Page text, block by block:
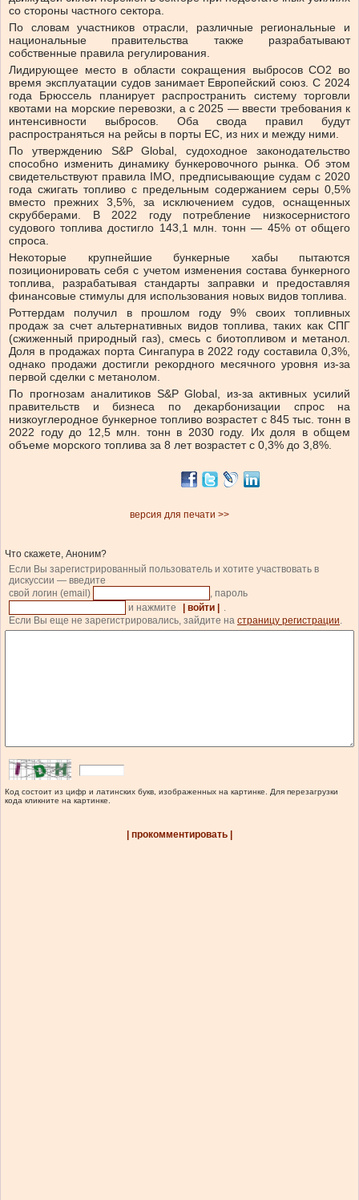
со стороны частного сектора.
По словам участников отрасли, различные региональные и
национальные правительства также разрабатывают
собственные правила регулирования.
Лидирующее место в области сокращения выбросов CO2 во
время эксплуатации судов занимает Европейский союз. С 2024
года Брюссель планирует распространить систему торговли
квотами на морские перевозки, а с 2025 — ввести требования к
интенсивности выбросов. Оба свода правил будут
распространяться на рейсы в порты ЕС, из них и между ними.
По утверждению S&P Global, судоходное законодательство
способно изменить динамику бункеровочного рынка. Об этом
свидетельствуют правила IMO, предписывающие судам с 2020
года сжигать топливо с предельным содержанием серы 0,5%
вместо прежних 3,5%, за исключением судов, оснащенных
скрубберами. В 2022 году потребление низкосернистого
судового топлива достигло 143,1 млн. тонн — 45% от общего
спроса.
Некоторые крупнейшие бункерные хабы пытаются
позиционировать себя с учетом изменения состава бункерного
топлива, разрабатывая стандарты заправки и предоставляя
финансовые стимулы для использования новых видов топлива.
Роттердам получил в прошлом году 9% своих топливных
продаж за счет альтернативных видов топлива, таких как СПГ
(сжиженный природный газ), смесь с биотопливом и метанол.
Доля в продажах порта Сингапура в 2022 году составила 0,3%,
однако продажи достигли рекордного месячного уровня из-за
первой сделки с метанолом.
По прогнозам аналитиков S&P Global, из-за активных усилий
правительств и бизнеса по декарбонизации спрос на
низкоуглеродное бункерное топливо возрастет с 845 тыс. тонн в
2022 году до 12,5 млн. тонн в 2030 году. Их доля в общем
объеме морского топлива за 8 лет возрастет с 0,3% до 3,8%.
версия для печати >>
Что скажете, Аноним?
Если Вы зарегистрированный пользователь и хотите участвовать в
дискуссии — введите
свой логин (email)
, пароль
и нажмите
| войти |
.
Если Вы еще не зарегистрировались, зайдите на страницу регистрации.
Код состоит из цифр и латинских букв, изображенных на картинке. Для перезагрузки
кода кликните на картинке.
| прокомментировать |